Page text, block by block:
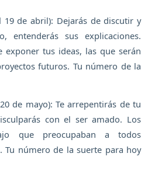
19 de abril): Dejarás de discutir y
entenderás sus explicaciones.
exponer tus ideas, las que serán
futuros. Tu número de la
de mayo): Te arrepentirás de tu
con el ser amado. Los
que preocupaban a todos
Tu número de la suerte para hoy